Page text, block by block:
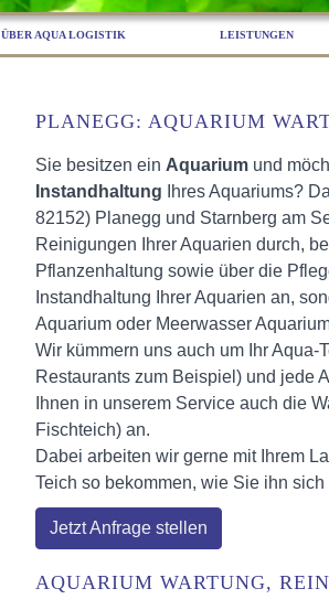
ÜBER AQUA LOGISTIK LEISTUNGEN
PLANEGG: AQUARIUM
Sie besitzen ein Aquarium und
Instandhaltung Ihres Aquariums?
82152) Planegg und Starnberg am
Reinigungen Ihrer Aquarien durch,
Pflanzenhaltung sowie über die
Instandhaltung Ihrer Aquarien an,
Aquarium oder Meerwasser
Wir kümmern uns auch um Ihr Aqua-
Restaurants zum Beispiel) und jede
Ihnen in unserem Service auch die
Fischteich) an.
Dabei arbeiten wir gerne mit Ihrem
Teich so bekommen, wie Sie ihn
Jetzt Anfrage stellen
AQUARIUM WARTUNG,